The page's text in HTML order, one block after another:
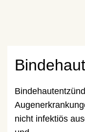
nicht infektiös